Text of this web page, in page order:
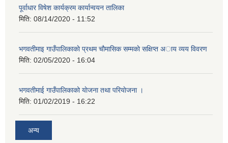
पूर्वाधार विषेश कार्यक्रम कार्यान्वयन तालिका
मिति: 08/14/2020 - 11:52
भगवतीमाइ गाउँपालिकाकाे प्रथम चाैमासिक सम्मकाे सक्षिप्त अाय व्यय विवरण
मिति: 02/05/2020 - 16:04
भगवतीमाई गाउँपालिकाको याेजना तथा परियाेजना ।
मिति: 01/02/2019 - 16:22
अन्य